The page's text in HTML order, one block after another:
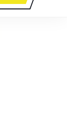
MÁS